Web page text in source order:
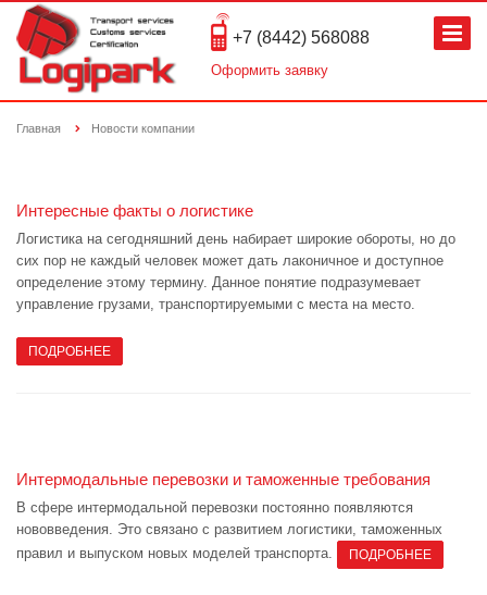
+7 (8442) 568088
Оформить заявку
Главная Новости компании
Интересные факты о логистике
Логистика на сегодняшний день набирает широкие обороты, но до
сих пор не каждый человек может дать лаконичное и доступное
определение этому термину. Данное понятие подразумевает
управление грузами, транспортируемыми с места на место.
ПОДРОБНЕЕ
Интермодальные перевозки и таможенные требования
В сфере интермодальной перевозки постоянно появляются
нововведения. Это связано с развитием логистики, таможенных
правил и выпуском новых моделей транспорта.
ПОДРОБНЕЕ